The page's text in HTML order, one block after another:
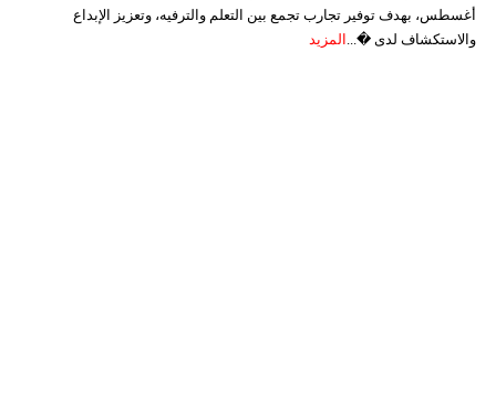
أغسطس، بهدف توفير تجارب تجمع بين التعلم والترفيه، وتعزيز الإبداع
والاستكشاف لدى �... المزيد